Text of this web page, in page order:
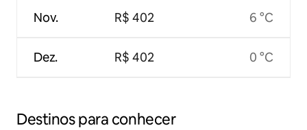
Nov.
Dez.
R$ 402
R$ 402
6 °C
0 °C
Destinos para conhecer